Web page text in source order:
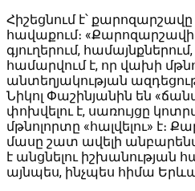
Հիշեցնում է՝
հավաքում։ «Քարոզարշավի
գյուղերում,
համարվում է, որ վախի
անտեղյակության
Նիկոլ Փաշինյանին են
փոխվելու է, սառույցը
մթնոլորտը «հալվելու» է։
մասը շատ ավելի
է անցնելու
այնպես, ինչպես հիմա